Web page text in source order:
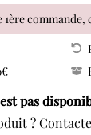
1ère
pas
?